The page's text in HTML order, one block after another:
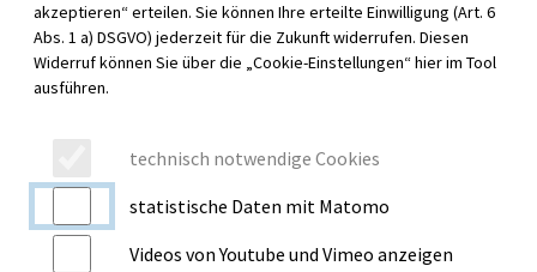
akzeptieren“ erteilen. Sie können Ihre erteilte Einwilligung (Art. 6
Abs. 1 a) DSGVO) jederzeit für die Zukunft widerrufen. Diesen
Widerruf können Sie über die „Cookie-Einstellungen“ hier im Tool
ausführen.
technisch notwendige Cookies
statistische Daten mit Matomo
Videos von Youtube und Vimeo anzeigen